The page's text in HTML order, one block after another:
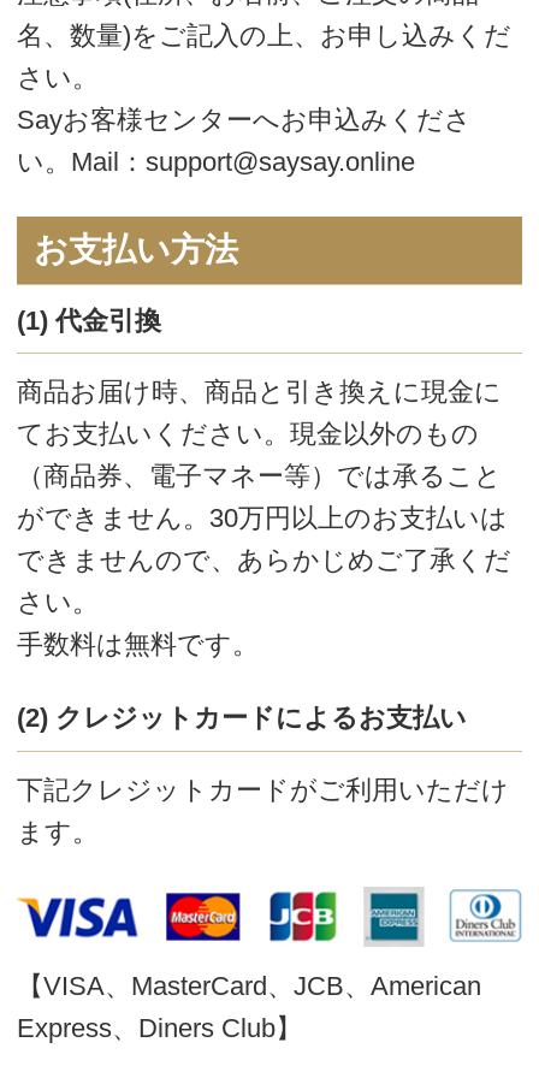
上の場合、送料は無料です。
5,500円（税込）未満の場合は、全国一
律500円（税込）となります。
いたします。
（土日・祝日は発送
業務をお休みさせて
いただきます）
発送翌日、お届け
地域
発送翌々日、お届け地域
※離島など一部該当しない地域がございま
す。
※天候や道路事情などによって遅れること
がございます。
配達の時間帯をご指定いただけます。
※サンプルやカタログ等のご要望について
ませんのであらかじめご了承ください。
い場合もございます。あらかじめご了承
ください。
返品・交換・キャンセル